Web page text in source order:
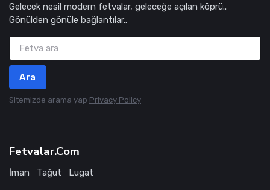
Gelecek nesil modern fetvalar, geleceğe açılan köprü..
Gönülden gönüle bağlantılar..
Ara
Sitemizde arama yap Privacy Policy
Fetvalar.Com
İman Tağut Lugat